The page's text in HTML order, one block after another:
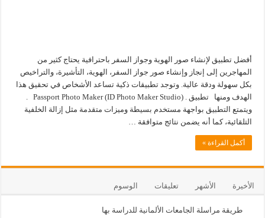
أفضل تطبيق لإنشاء صور الهوية وجواز السفر باحترافية يحتاج كثير من
المهاجرين إلى إنجاز وإنشاء صور جواز السفر، الهوية، التأشيرة، والتراخيص
بكل سهولة ودقة عالية. وتوجد تطبيقات ذكية تساعد الأشخاص في تحقيق هذا
ويتمتع التطبيق بواجهة مستخدم بسيطة وميزات متقدمة مثل إزالة الخلفية
التلقائية، كما أنه يضمن نتائج متوافقة …
أكمل القراءة »
الأخيرة الأشهر تعليقات الوسوم
طريقة مراسلة الجامعات الألمانية للدراسة بها